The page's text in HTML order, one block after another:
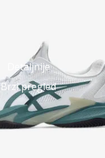
Detaljnije
Brzi pregled